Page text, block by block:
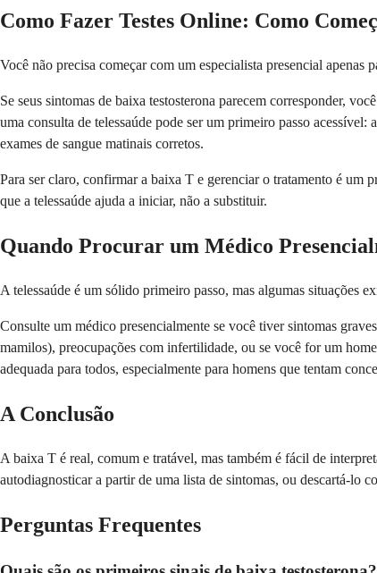
Como Fazer Testes Online: Como
Você não precisa começar com um especialista presencial
Se seus sintomas de baixa testosterona parecem corresponder,
uma consulta de telessaúde pode ser um primeiro passo
exames de sangue matinais corretos.
Para ser claro, confirmar a baixa T e gerenciar o tratamento é um
que a telessaúde ajuda a iniciar, não a substituir.
Quando Procurar um Médico
A telessaúde é um sólido primeiro passo, mas algumas situações
Consulte um médico presencialmente se você tiver sintomas
mamilos), preocupações com infertilidade, ou se você for um
adequada para todos, especialmente para homens que tentam
A Conclusão
A baixa T é real, comum e tratável, mas também é fácil de
autodiagnosticar a partir de uma lista de sintomas, ou descartá-lo
Perguntas Frequentes